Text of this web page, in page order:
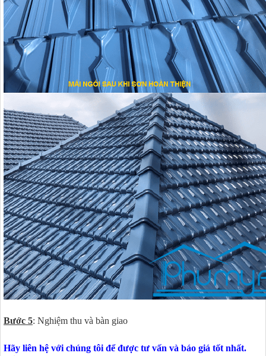
Bước 5: Nghiệm thu và bàn giao
Hãy liên hệ với chúng tôi để được tư vấn và báo giá tốt nhất.